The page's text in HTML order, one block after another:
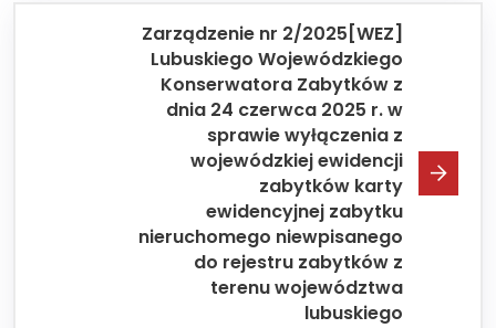
Zarządzenie nr 2/2025[WEZ]
Lubuskiego Wojewódzkiego
Konserwatora Zabytków z
dnia 24 czerwca 2025 r. w
sprawie wyłączenia z
wojewódzkiej ewidencji
zabytków karty
ewidencyjnej zabytku
nieruchomego niewpisanego
do rejestru zabytków z
terenu województwa
lubuskiego